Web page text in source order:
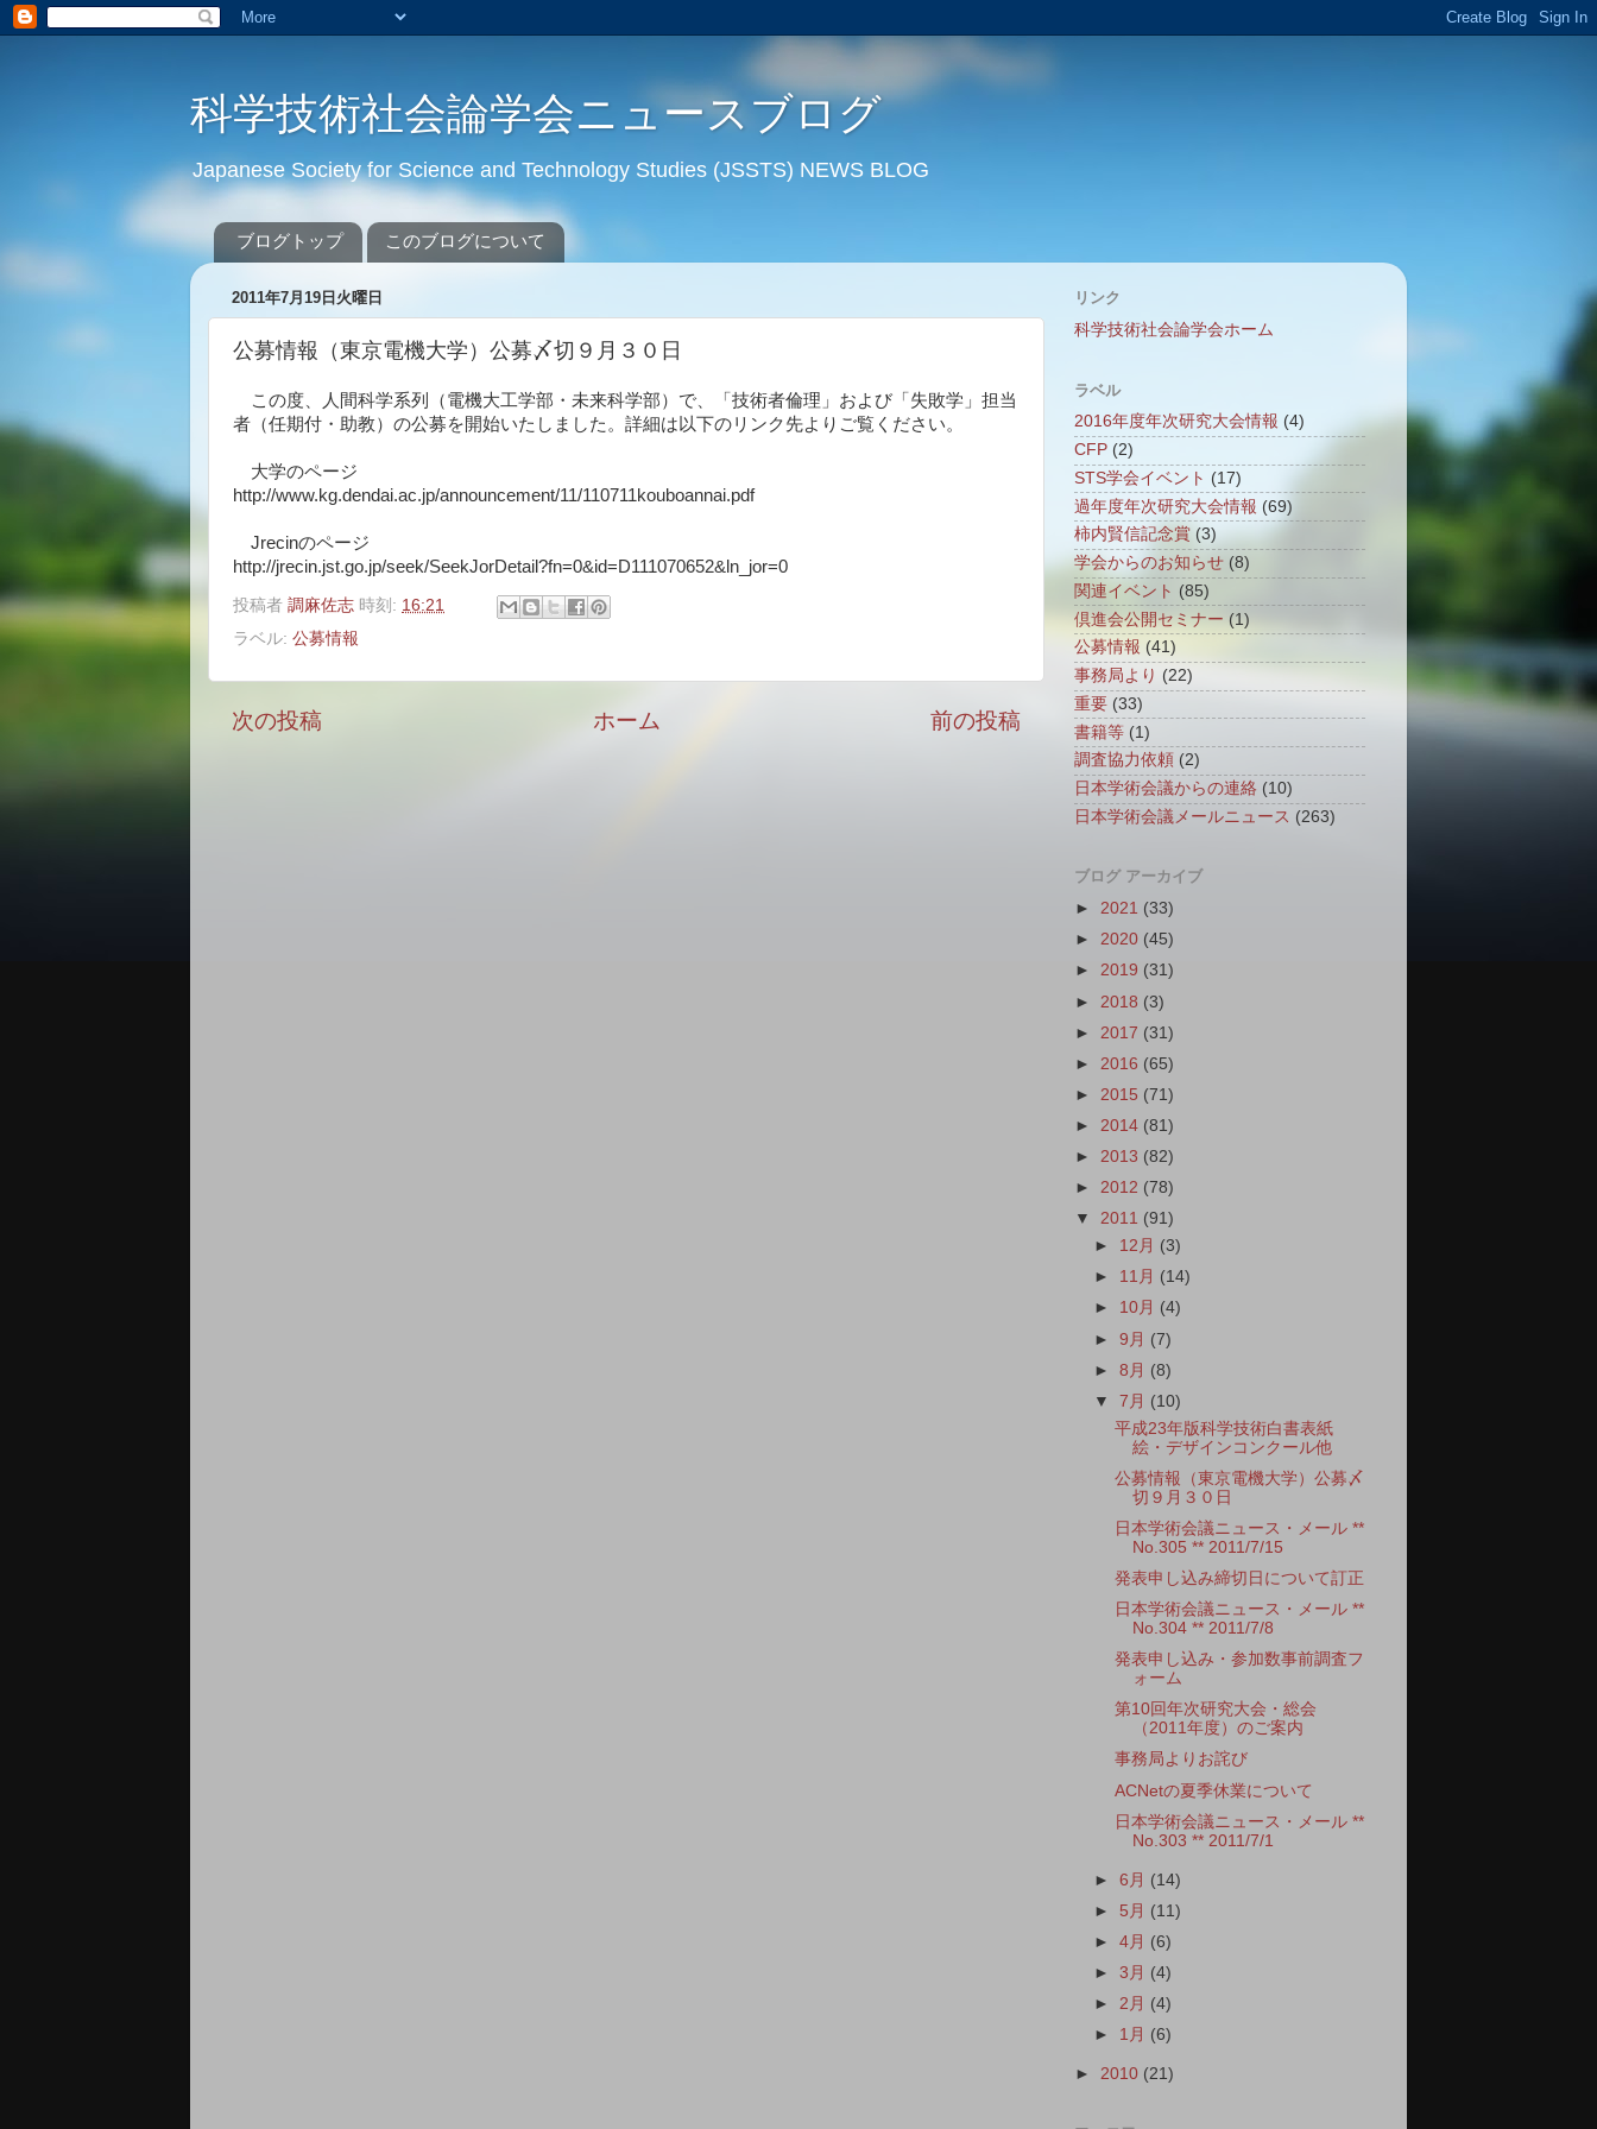
科学技術社会論学会ニュースブログ
Japanese Society for Science and Technology Studies (JSSTS) NEWS BLOG
ブログトップ このブログについて
2011年7月19日火曜日
公募情報（東京電機大学）公募〆切９月３０日
この度、人間科学系列（電機大工学部・未来科学部）で、「技術者倫理」および「失敗学」担当
者（任期付・助教）の公募を開始いたしました。詳細は以下のリンク先よりご覧ください。
大学のページ
http://www.kg.dendai.ac.jp/announcement/11/110711kouboannai.pdf
Jrecinのページ
http://jrecin.jst.go.jp/seek/SeekJorDetail?fn=0&id=D111070652&ln_jor=0
投稿者 調麻佐志 時刻: 16:21
ラベル: 公募情報
次の投稿 前の投稿
ホーム
リンク
科学技術社会論学会ホーム
ラベル
2016年度年次研究大会情報 (4)
CFP (2)
STS学会イベント (17)
過年度年次研究大会情報 (69)
柿内賢信記念賞 (3)
学会からのお知らせ (8)
関連イベント (85)
倶進会公開セミナー (1)
公募情報 (41)
事務局より (22)
重要 (33)
書籍等 (1)
調査協力依頼 (2)
日本学術会議からの連絡 (10)
日本学術会議メールニュース (263)
ブログ アーカイブ
► 2021 (33)
► 2020 (45)
► 2019 (31)
► 2018 (3)
► 2017 (31)
► 2016 (65)
► 2015 (71)
► 2014 (81)
► 2013 (82)
► 2012 (78)
▼ 2011 (91)
► 12月 (3)
► 11月 (14)
► 10月 (4)
►9月 (7)
►8月 (8)
▼7月 (10)
平成23年版科学技術白書表紙
絵・デザインコンクール他
公募情報（東京電機大学）公募〆
切９月３０日
日本学術会議ニュース・メール **
No.305 ** 2011/7/15
発表申し込み締切日について訂正
日本学術会議ニュース・メール **
No.304 ** 2011/7/8
発表申し込み・参加数事前調査フ
ォーム
第10回年次研究大会・総会
（2011年度）のご案内
事務局よりお詫び
ACNetの夏季休業について
日本学術会議ニュース・メール **
No.303 ** 2011/7/1
►6月 (14)
► 5月 (11)
►4月 (6)
►3月 (4)
►2月 (4)
► 1月 (6)
► 2010 (21)